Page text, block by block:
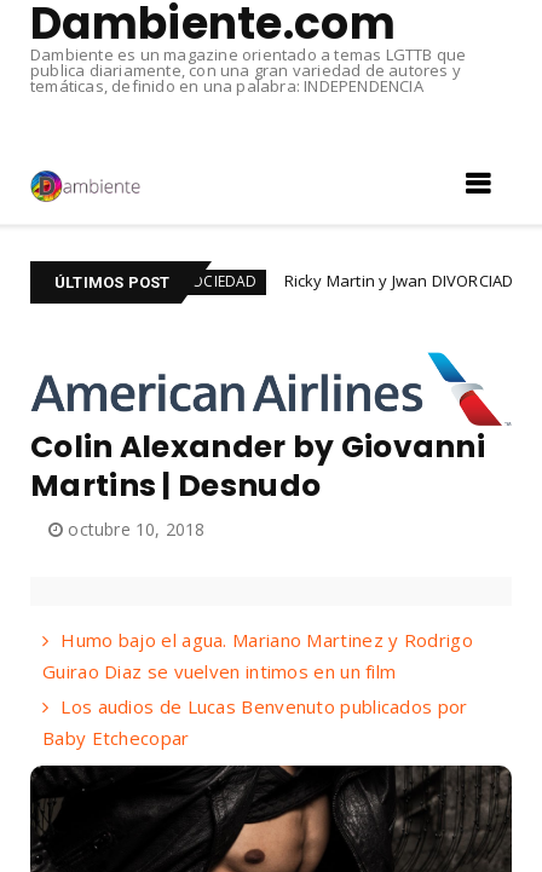
Dambiente.com
Dambiente es un magazine orientado a temas LGTTB que
publica diariamente, con una gran variedad de autores y
temáticas, definido en una palabra: INDEPENDENCIA
ÚLTIMOS POST
#SOCIEDAD Ricky Martin y Jwan DIVORCIADOS. Tras
Colin Alexander by Giovanni
Martins | Desnudo
octubre 10, 2018
Humo bajo el agua. Mariano Martinez y Rodrigo
Guirao Diaz se vuelven intimos en un film
Los audios de Lucas Benvenuto publicados por
Baby Etchecopar